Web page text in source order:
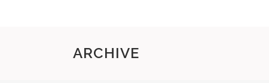
ARCHIVE